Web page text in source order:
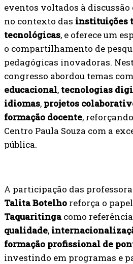
eventos voltados à
no contexto das instituições
tecnológicas, e oferece um
o compartilhamento de
pedagógicas inovadoras.
congresso abordou temas
educacional, tecnologias
idiomas, projetos
formação docente,
Centro Paula Souza com a
pública.
A participação das
Talita Botelho reforça o
Taquaritingacomo
qualidade,
formação profissional de
investindo em programas e